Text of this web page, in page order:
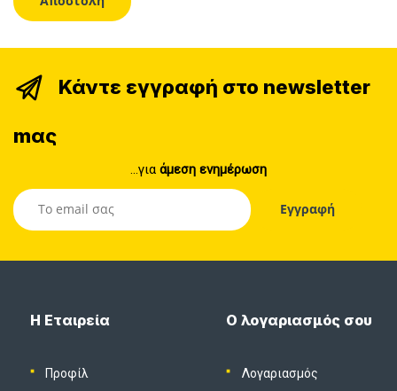
Κάντε εγγραφή στο newsletter
mας
...για άμεση ενημέρωση
Η Εταιρεία
Προφίλ
Ο λογαριασμός σου
Λογαριασμός